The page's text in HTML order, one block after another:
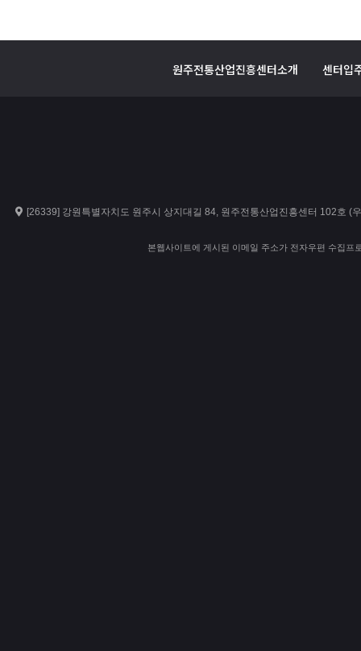
원주전통산업진흥센터소개 센터입
[26339] 강원특별자치도 원주시 상지대길 84, 원주전통산업진흥센터 102호 (
본웹사이트에 게시된 이메일 주소가 전자우편 수집